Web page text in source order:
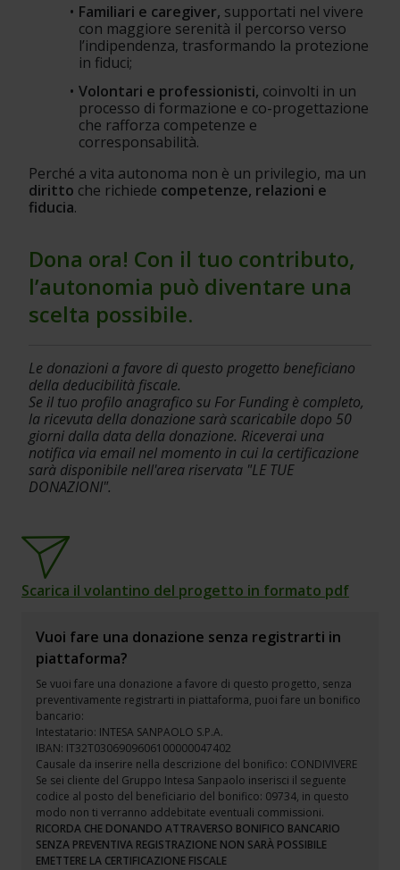
Familiari e caregiver, supportati nel vivere
con maggiore serenità il percorso verso
l’indipendenza, trasformando la protezione
in fiduci;
Volontari e professionisti, coinvolti in un
processo di formazione e co-progettazione
che rafforza competenze e
corresponsabilità.
diritto che richiede competenze, relazioni e
fiducia.
Dona ora! Con il tuo contributo,
l’autonomia può diventare una
scelta possibile.
Le donazioni a favore di questo progetto beneficiano
della deducibilità fiscale.
Se il tuo profilo anagrafico su For Funding è completo,
la ricevuta della donazione sarà scaricabile dopo 50
giorni dalla data della donazione. Riceverai una
notifica via email nel momento in cui la certificazione
sarà disponibile nell'area riservata "LE TUE
DONAZIONI".
Scarica il volantino del progetto in formato pdf
Vuoi fare una donazione senza registrarti in
piattaforma?
Se vuoi fare una donazione a favore di questo progetto, senza
preventivamente registrarti in piattaforma, puoi fare un bonifico
bancario:
Intestatario: INTESA SANPAOLO S.P.A.
IBAN: IT32T0306909606100000047402
Causale da inserire nella descrizione del bonifico: CONDIVIVERE
Se sei cliente del Gruppo Intesa Sanpaolo inserisci il seguente
codice al posto del beneficiario del bonifico: 09734, in questo
modo non ti verranno addebitate eventuali commissioni.
RICORDA CHE DONANDO ATTRAVERSO BONIFICO BANCARIO
SENZA PREVENTIVA REGISTRAZIONE NON SARÀ POSSIBILE
EMETTERE LA CERTIFICAZIONE FISCALE